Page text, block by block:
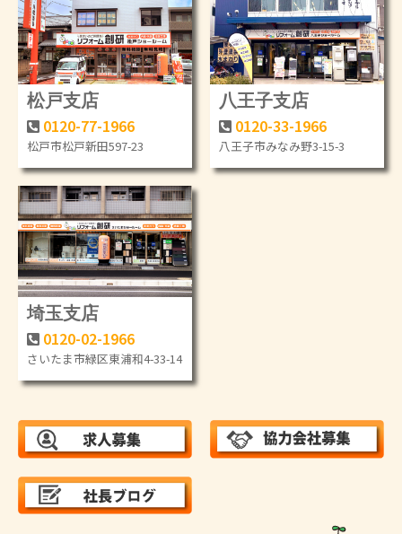
松戸支店
0120-77-1966
松戸市松戸新田597-23
八王子支店
0120-33-1966
八王子市みなみ野3-15-3
埼玉支店
0120-02-1966
さいたま市緑区東浦和4-33-14